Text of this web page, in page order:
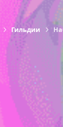
Гильдии